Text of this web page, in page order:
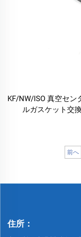
KF/NW/ISO 真空セン
ルガスケット交
前へ
住所：